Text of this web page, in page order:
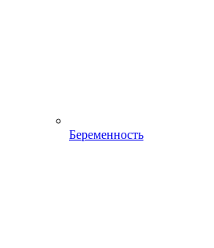
Беременность